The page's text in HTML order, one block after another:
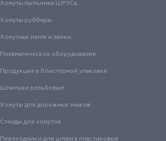
Хомуты пыльника ШРУСа
Хомуты рубберы
Хомутная лента и замки
Пневматическое оборудование
Продукция в блистерной упаковке
Шпильки резьбовые
Хомуты для дорожных знаков
Стенды для хомутов
Переходники для шланга пластиковые